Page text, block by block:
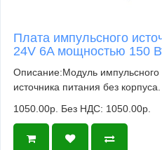
Плата импульсного
24V 6A мощностью 150
Описание:Модуль
источника питания без
1050.00р. Без НДС: 1050.00р.